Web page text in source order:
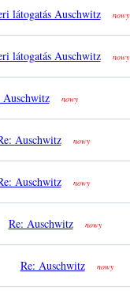
látogatás Auschwitz nowy
látogatás Auschwitz nowy
Auschwitz nowy
Auschwitz nowy
Auschwitz nowy
Re: Auschwitz nowy
Re: Auschwitz nowy